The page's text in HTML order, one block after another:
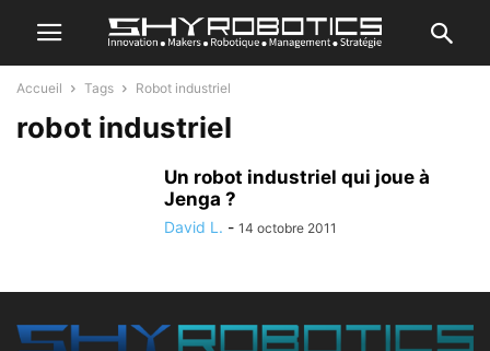
Accueil Tags Robot industriel
robot industriel
Un robot industriel qui joue à
Jenga ?
David L. - 14 octobre 2011